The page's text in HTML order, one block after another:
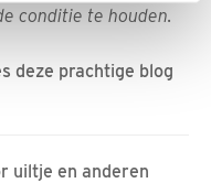
conditie te houden.
deze prachtige blog
uiltje en anderen